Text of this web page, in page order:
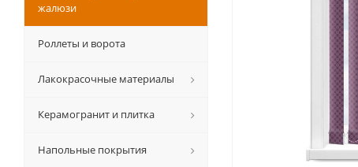
жалюзи
Роллеты и ворота
Лакокрасочные материалы
Керамогранит и плитка
Напольные покрытия